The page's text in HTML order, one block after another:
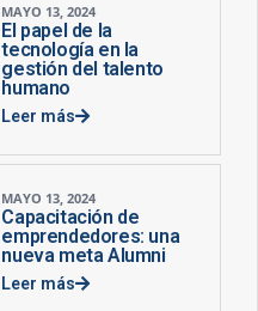
MAYO 13, 2024
El papel de la
tecnología en la
gestión del talento
humano
Leer más
MAYO 13, 2024
Capacitación de
emprendedores: una
nueva meta Alumni
Leer más